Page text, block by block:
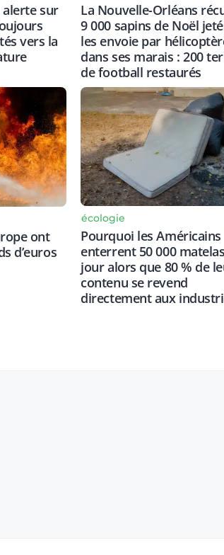
alerte sur
vers la
La Nouvelle-Orléans
9 000 sapins de Noël
les envoie par
dans ses marais : 200
de football restaurés
ont
d’euros
écologie
Pourquoi les Américains
enterrent 50 000
jour alors que 80 % de
contenu se revend
directement aux